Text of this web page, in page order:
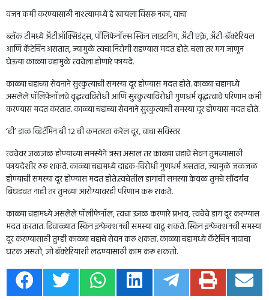
वजन कमी करण्यासाठी नाश्त्यामध्ये हे खायला विसरू नका, वाचा
ब्लॅक टीमध्ये अँटीऑक्सिडंट्स, पॉलिफेनॉल्स स्किन लाइटनिंग, अँटी एक्ने, अँटी-बॅक्टेरियल
आणि कॅटेचिन असतात, ज्यामुळे त्वचा निरोगी राहण्यास मदत होते. चला तर मग जाणून
घेऊया काळ्या चहामुळे त्वचेला होणारे फायदे.
काळ्या चहाच्या सेवनाने सुरकुत्याची समस्या दूर होण्यास मदत होते. काळ्या चहामध्ये
असलेले पॉलिफेनॉलचे वृद्धत्वविरोधी आणि सुरकुत्याविरोधी गुणधर्म वृद्धत्वाचे परिणाम कमी
करण्यास मदत करतात. काळ्या चहाच्या सेवनाने सुरकुत्याची समस्या दूर होण्यास मदत होते.
‘ही’ डाळ व्हिटॅमिन बी 12 ची कमतरता करेल दूर, वाचा सविस्तर
त्वचेवर जळजळ होण्याच्या समस्येने त्रस्त असाल तर काळ्या चहाचे सेवन तुमच्यासाठी
फायदेशीर ठरू शकते. काळ्या चहामध्ये दाहक-विरोधी गुणधर्म असतात, ज्यामुळे जळजळ
होण्याची समस्या दूर होण्यास मदत होते.त्वचेतील डागांची समस्या केवळ तुमचे सौंदर्यच
बिघडवत नाही तर तुमच्या आरोग्यावरही परिणाम करू शकते.
काळ्या चहामध्ये असलेले पॉलीफेनॉल, त्वचा उजळ करणारे प्रभाव, त्वचेचे डाग दूर करण्यास
मदत करतात. हिवाळ्यात स्किन इन्फेक्शनची समस्या वाढू शकते. स्किन इन्फेक्शनची समस्या
दूर करण्यासाठी तुम्ही काळ्या चहाचे सेवन करू शकता. काळ्या चहामध्ये कॅटेचिन नावाचा
घटक असतो, जो बॅक्टेरियाशी लढण्यासाठी काम करू शकतो.